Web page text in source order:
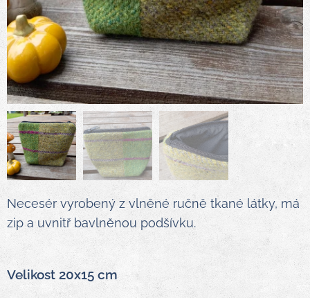
Necesér vyrobený z vlněné ručně tkané látky, má
zip a uvnitř bavlněnou podšívku.
Velikost 20x15 cm